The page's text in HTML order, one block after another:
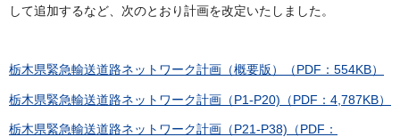
して追加するなど、次のとおり計画を改定いたしました。
栃木県緊急輸送道路ネットワーク計画（概要版）（PDF：554KB）
栃木県緊急輸送道路ネットワーク計画（P1-P20)（PDF：4,787KB）
栃木県緊急輸送道路ネットワーク計画（P21-P38)（PDF：